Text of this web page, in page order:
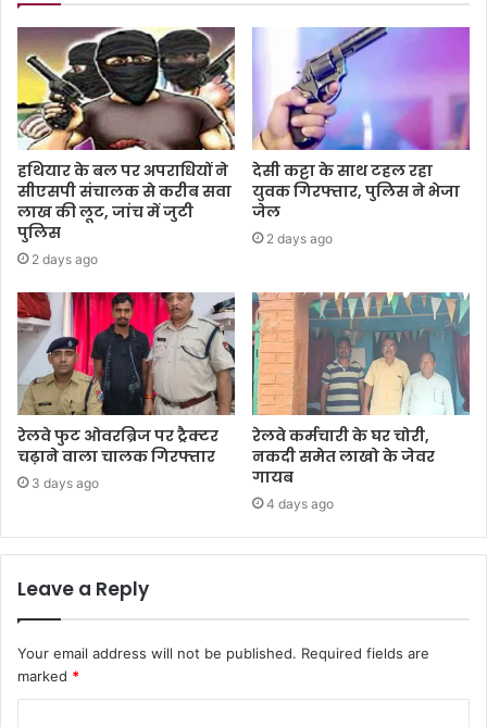
हथियार के बल पर अपराधियों ने
सीएसपी संचालक से करीब सवा
लाख की लूट, जांच में जुटी
पुलिस
2 days ago
देसी कट्टा के साथ टहल रहा
युवक गिरफ्तार, पुलिस ने भेजा
जेल
2 days ago
रेलवे फुट ओवरब्रिज पर ट्रैक्टर
चढ़ाने वाला चालक गिरफ्तार
3 days ago
रेलवे कर्मचारी के घर चोरी,
नकदी समेत लाखो के जेवर
गायब
4 days ago
Leave a Reply
Your email address will not be published. Required fields are
marked *